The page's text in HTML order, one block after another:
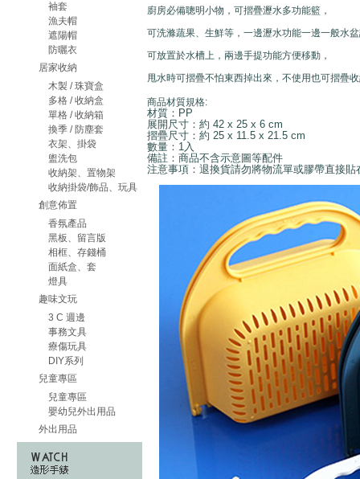
袖套
漁夫帽
遮陽帽
防曬衣
居家收納
木製 / 珠寶盒
多格 / 收納盒
單格 / 收納箱
換季 / 防塵套
衣架、掛袋
盥洗包
收納架、置物架
收納掛袋/飾品、玩具
創意佈置
香氛產品
黑板、留言版
相框、存錢桶
面紙盒、套
燈具
趣味文玩
3 C 週邊
事務文具
療傷玩具
DIY系列
兒童專區
兒童專區
嬰幼兒外出用品
外出用品
廚房必備聰明小物，可摺疊瀝水多功能籃，
可洗滌蔬果、生鮮等，一邊瀝水功能一邊一般水
可放置於水槽上，兩邊手提功能方便移動，
甩水時可摺疊不怕東西掉出來，不使用也可摺疊
商品材質規格:
材質：PP
展開尺寸：約 42 x 25 x 6 cm
摺疊尺寸：約 25 x 11.5 x 21.5 cm
數量：1入
備註：商品不含示意圖等配件
注意事項：退換貨請勿將物流單或膠帶直接